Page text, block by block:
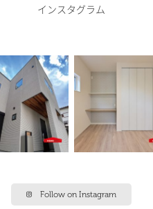
インスタグラム
Follow on Instagram